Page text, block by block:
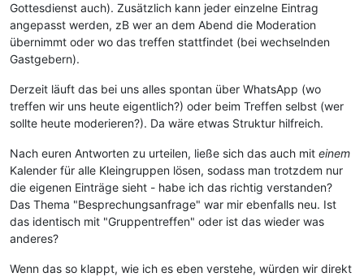
Gottesdienst auch). Zusätzlich kann jeder einzelne Eintrag
angepasst werden, zB wer an dem Abend die Moderation
übernimmt oder wo das treffen stattfindet (bei wechselnden
Gastgebern).
Derzeit läuft das bei uns alles spontan über WhatsApp (wo
treffen wir uns heute eigentlich?) oder beim Treffen selbst (wer
sollte heute moderieren?). Da wäre etwas Struktur hilfreich.
Nach euren Antworten zu urteilen, ließe sich das auch mit einem
Kalender für alle Kleingruppen lösen, sodass man trotzdem nur
die eigenen Einträge sieht - habe ich das richtig verstanden?
Das Thema "Besprechungsanfrage" war mir ebenfalls neu. Ist
das identisch mit "Gruppentreffen" oder ist das wieder was
anderes?
Wenn das so klappt, wie ich es eben verstehe, würden wir direkt